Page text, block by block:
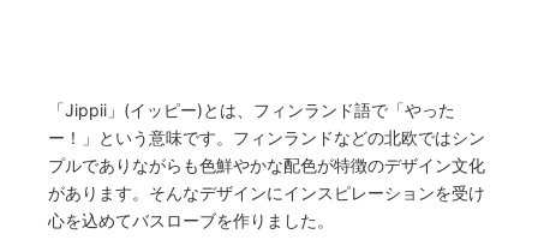
「Jippii」(イッピー)とは、フィンランド語で「やった
ー！」という意味です。フィンランドなどの北欧ではシン
プルでありながらも色鮮やかな配色が特徴のデザイン文化
があります。そんなデザインにインスピレーションを受け
心を込めてバスローブを作りました。